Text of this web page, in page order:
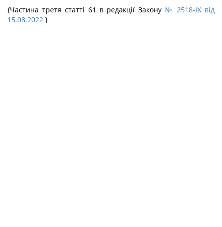
{Частина третя статті 61 в редакції Закону № 2518-IX від
15.08.2022 }